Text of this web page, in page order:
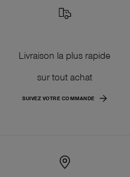
Livraison la plus rapide
sur tout achat
SUIVEZ VOTRE COMMANDE